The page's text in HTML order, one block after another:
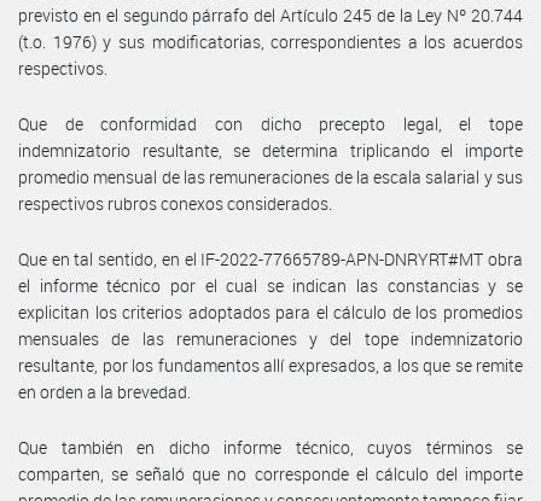
previsto en el segundo párrafo del Artículo 245 de la Ley Nº 20.744
(t.o. 1976) y sus modificatorias, correspondientes a los acuerdos
respectivos.
Que de conformidad con dicho precepto legal, el tope
indemnizatorio resultante, se determina triplicando el importe
promedio mensual de las remuneraciones de la escala salarial y sus
respectivos rubros conexos considerados.
Que en tal sentido, en el IF-2022-77665789-APN-DNRYRT#MT obra
el informe técnico por el cual se indican las constancias y se
explicitan los criterios adoptados para el cálculo de los promedios
mensuales de las remuneraciones y del tope indemnizatorio
resultante, por los fundamentos allí expresados, a los que se remite
en orden a la brevedad.
Que también en dicho informe técnico, cuyos términos se
comparten, se señaló que no corresponde el cálculo del importe